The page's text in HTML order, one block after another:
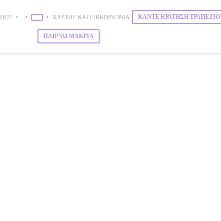
((ΑΝΟΊΓΕΙ ΣΕ ΝΈΟ ΠΑΡΆΘΥΡΟ))
((ΑΝΟΊΓΕΙ ΣΕ ΝΈΟ ΠΑΡΆΘΥΡΟ))
ΧΆΡΤΗΣ ΚΑΙ ΕΠΙΚΟΙΝΩΝΊΑ ΚΆΝΤΕ ΚΡΆΤΗΣΗ
ΠΑΊΡΝΩ ΜΑΚΡΙΆ